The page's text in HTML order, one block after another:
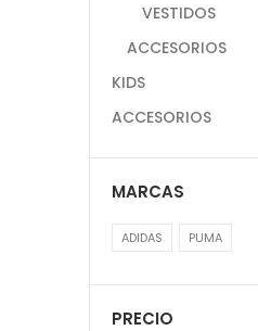
VESTIDOS
ACCESORIOS
KIDS
ACCESORIOS
MARCAS
ADIDAS PUMA
PRECIO